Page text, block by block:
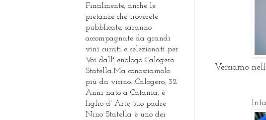
Versiamo
Finalmente, anche le
pietanze che troverete
pubblicate, saranno
accompagnate da grandi
vini curati e selezionati per
Voi dall' enologo Calogero
Statella.Ma conosciamolo
più da vicino...Calogero, 32
Anni nato a Catania, è
figlio d' Arte, suo padre
Nino Statella è uno dei